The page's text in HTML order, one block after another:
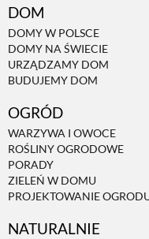
DOM
DOMY W POLSCE
DOMY NA ŚWIECIE
URZĄDZAMY DOM
BUDUJEMY DOM
OGRÓD
WARZYWA I OWOCE
ROŚLINY OGRODOWE
PORADY
ZIELEŃ W DOMU
PROJEKTOWANIE
NATURALNIE